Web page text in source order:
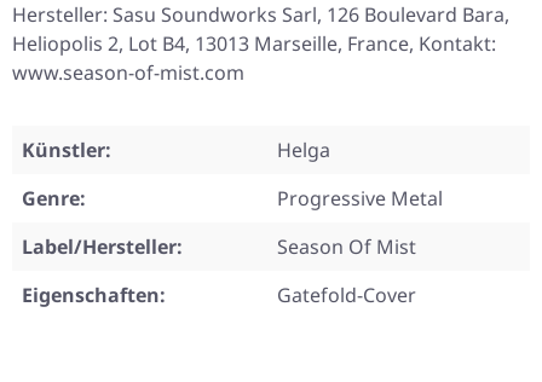
Hersteller: Sasu Soundworks Sarl, 126 Boulevard Bara,
Heliopolis 2, Lot B4, 13013 Marseille, France, Kontakt:
www.season-of-mist.com
Künstler:
Helga
Genre:
Progressive Metal
Label/Hersteller:
Season Of Mist
Eigenschaften:
Gatefold-Cover